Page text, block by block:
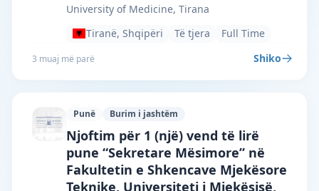
University of Medicine, Tirana
Tiranë, Shqipëri
Të tjera Full Time
3 muaj më parë Shiko
Punë Burim i jashtëm
University of Medicine, Tirana · Tiranë
Njoftim për 1 (një) vend të lirë
pune “Sekretare Mësimore” në
Fakultetin e Shkencave Mjekësore
Teknike, Universiteti i Mjekësisë,